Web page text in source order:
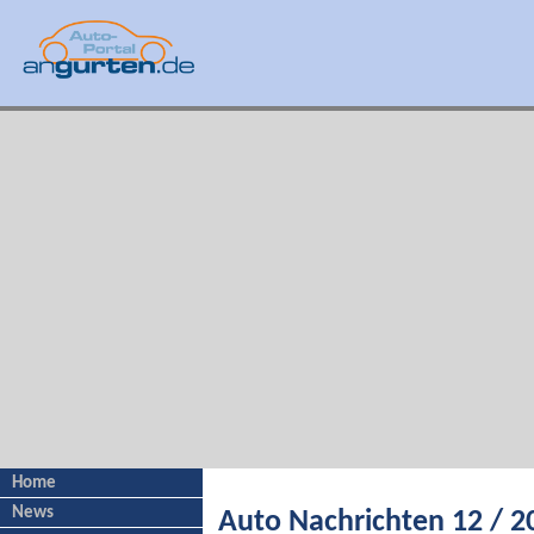
Home
News
Auto Nachrichten 12 /